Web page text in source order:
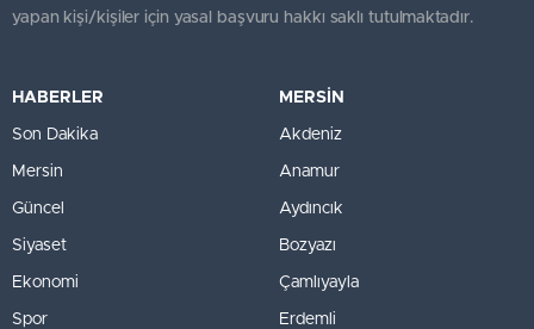
yapan kişi/kişiler için yasal başvuru hakkı saklı tutulmaktadır.
HABERLER
Son Dakika
Mersin
Güncel
Siyaset
Ekonomi
Spor
MERSİN
Akdeniz
Anamur
Aydıncık
Bozyazı
Çamlıyayla
Erdemli